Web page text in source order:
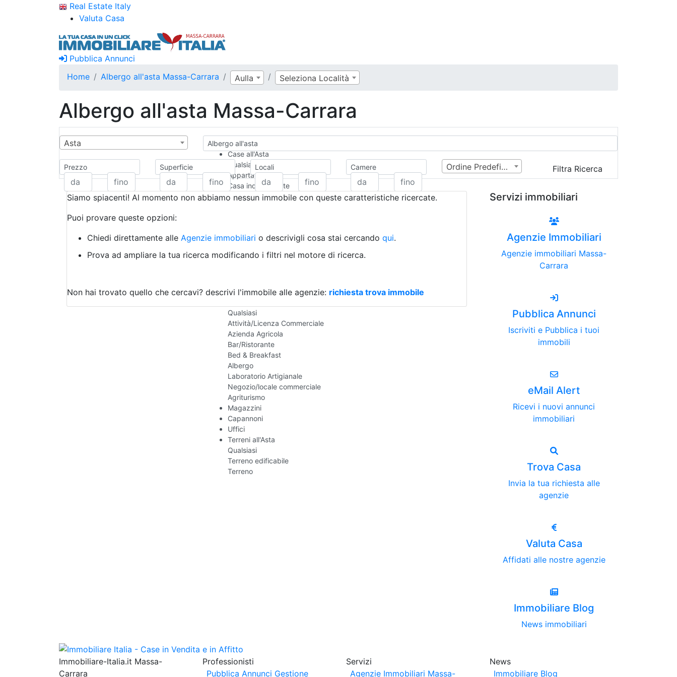
Real Estate Italy
Valuta Casa
Pubblica Annunci
Home
Albergo all'asta Massa-Carrara Aulla Seleziona Località
Albergo all'asta Massa-Carrara
Asta
Albergo all'asta
Case all'Asta
Qualsiasi
Appartamento
Casa indipendente
Casa Semi-indipendente
Rustico/Casale
Camera d'Albergo
Box/Garage
Qualsiasi
Attività/Licenza Commerciale
Azienda Agricola
Bar/Ristorante
Bed & Breakfast
Albergo
Laboratorio Artigianale
Negozio/locale commerciale
Agriturismo
Magazzini
Capannoni
Uffici
Terreni all'Asta
Qualsiasi
Terreno edificabile
Terreno
Prezzo Superficie Locali Camere Ordine Predefinito Filtra Ricerca
Siamo spiacenti! Al momento non abbiamo nessun immobile con queste caratteristiche ricercate.
Puoi provare queste opzioni:
Chiedi direttamente alle Agenzie immobiliari o descrivigli cosa stai cercando qui.
Prova ad ampliare la tua ricerca modificando i filtri nel motore di ricerca.
Non hai trovato quello che cercavi? descrivi l'immobile alle agenzie: richiesta trova immobile
Servizi immobiliari
Agenzie Immobiliari
Agenzie immobiliari Massa-
Carrara
Pubblica Annunci
Iscriviti e Pubblica i tuoi
immobili
eMail Alert
Ricevi i nuovi annunci
immobiliari
Trova Casa
Invia la tua richiesta alle
agenzie
Valuta Casa
Affidati alle nostre agenzie
Immobiliare Blog
News immobiliari
Immobiliare-Italia.it Massa-
Carrara
Professionisti
Pubblica Annunci Gestione
Servizi
Agenzie Immobiliari Massa-
News
Immobiliare Blog